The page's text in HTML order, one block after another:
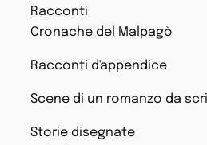
Racconti
Cronache del Malpagò
Racconti d'appendice
Scene di un romanzo da
Storie disegnate